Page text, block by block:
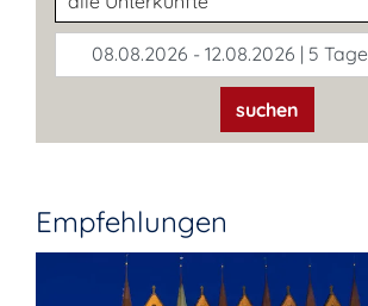
08.08.2026 - 12.08.2026 | 5 Tage
suchen
Empfehlungen